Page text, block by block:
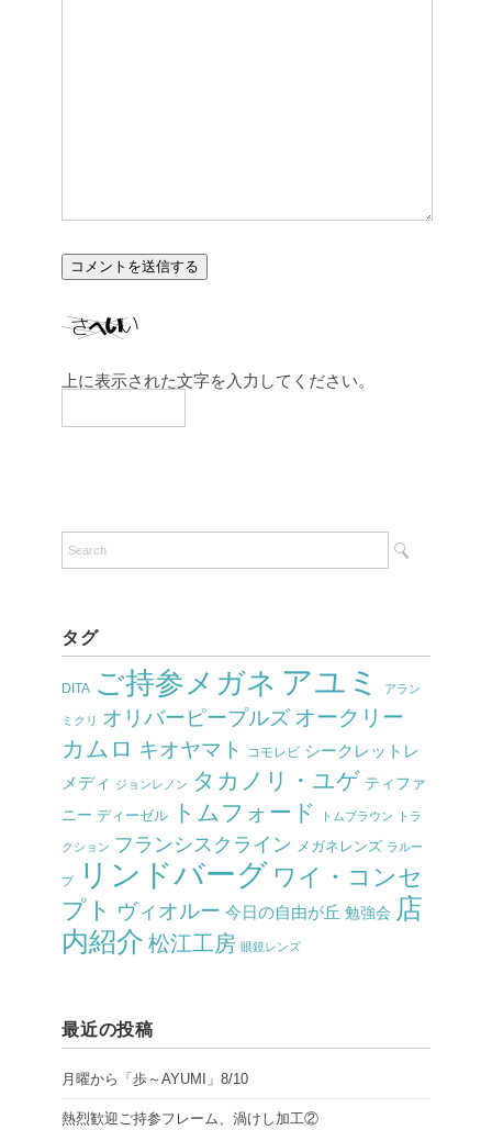
上に表示された文字を入力してください。
タグ
DITA ご持参メガネ アユミ アラン
ミクリ オリバーピープルズ オークリー
カムロ キオヤマト コモレビ シークレットレ
メディ
ジョンレノン タカノリ・ユゲ ティファ
ニー ディーゼル トムフォード トムブラウン トラ
クション フランシスクライン メガネレンズ ラルー
プ リンドバーグ ワイ・コンセ
プト ヴィオルー 今日の自由が丘 勉強会 店
内紹介 松江工房 眼鏡レンズ
最近の投稿
月曜から「歩～AYUMI」8/10
熱烈歓迎ご持参フレーム、渦けし加工②